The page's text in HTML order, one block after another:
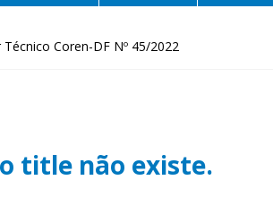
Técnico Coren-DF Nº 45/2022
title não existe.